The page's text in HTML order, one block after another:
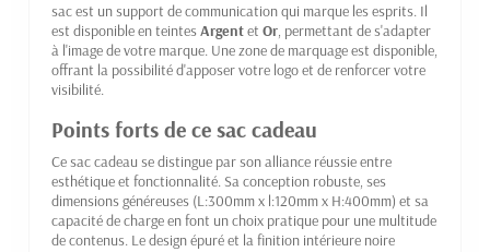
sac est un support de communication qui marque les esprits. Il
est disponible en teintesArgentet Or, permettant de s'adapter
à l'image de votre marque. Une zone de marquage est disponible,
offrant la possibilité d'apposer votre logo et de renforcer votre
visibilité.
Points forts de ce sac cadeau
Ce sac cadeau se distingue par son alliance réussie entre
esthétique et fonctionnalité. Sa conception robuste, ses
dimensions généreuses (L:300mm x l:120mm x H:400mm) et sa
capacité de charge en font un choix pratique pour une multitude
de contenus. Le design épuré et la finition intérieure noire